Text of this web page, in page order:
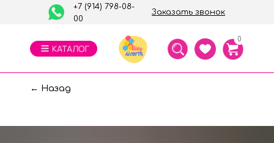
Заказать звонок
+7 (914) 798-08-
00
0
← Назад